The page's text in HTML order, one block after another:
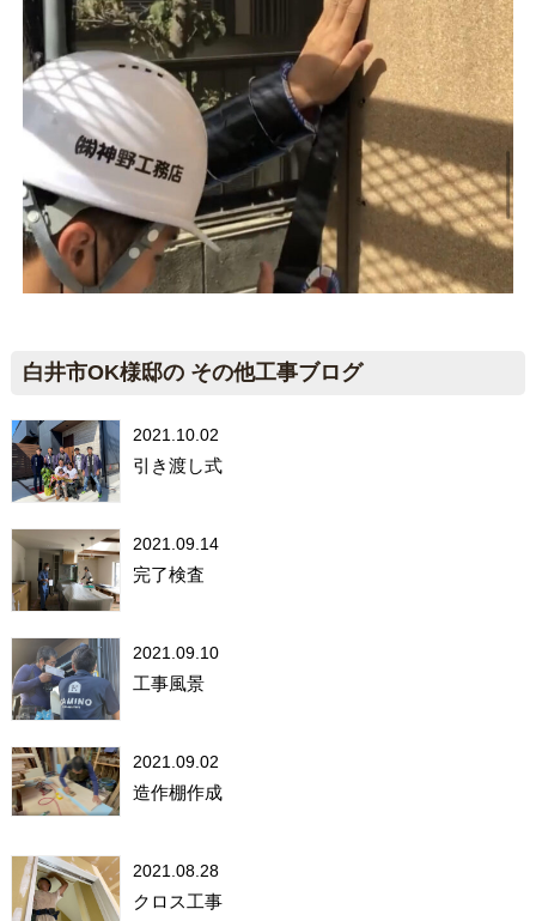
白井市OK様邸の その他工事ブログ
2021.10.02
引き渡し式
2021.09.14
完了検査
2021.09.10
工事風景
2021.09.02
造作棚作成
2021.08.28
クロス工事